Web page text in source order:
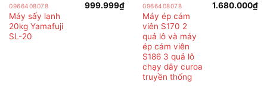
0966408078
Máy sấy lạnh
20kg Yamafuji
SL-20
999.999₫ 0966408078
Máy ép cám
viên S170 2
quả lô và máy
ép cám viên
S186 3 quả lô
chạy dây curoa
truyền thống
1.680.000₫